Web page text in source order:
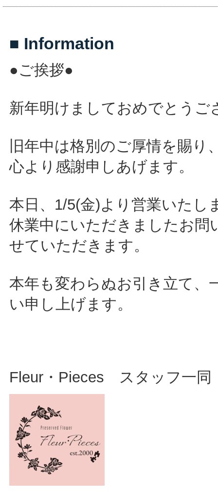
■ Information
●ご挨拶●
新年明けましておめでとうご
旧年中は格別のご厚情を賜
心より感謝申しあげます。
本日、1/5(金)より営業いたし
休業中にいただきましたお問
せていただきます。
本年も変わらぬお引き立て、
い申し上げます。
Fleur・Pieces スタッフ一同